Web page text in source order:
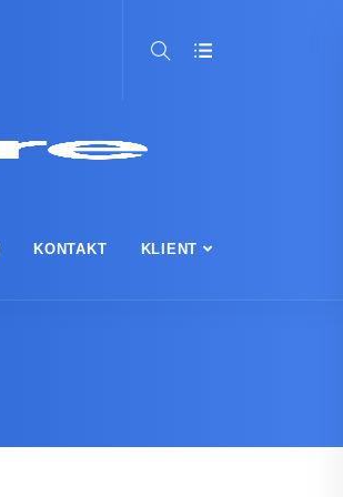
KONTAKT KLIENT